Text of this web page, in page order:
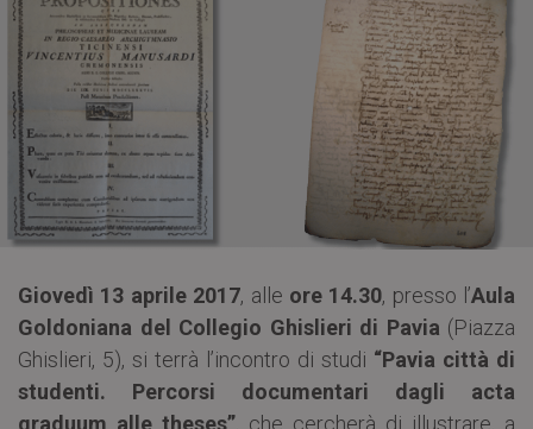
Giovedì 13 aprile 2017, alle ore 14.30, presso l’Aula
Goldoniana del Collegio Ghislieri di Pavia (Piazza
Ghislieri, 5), si terrà l’incontro di studi “Pavia città di
studenti. Percorsi documentari dagli acta
graduum alle theses”, che cercherà di illustrare, a